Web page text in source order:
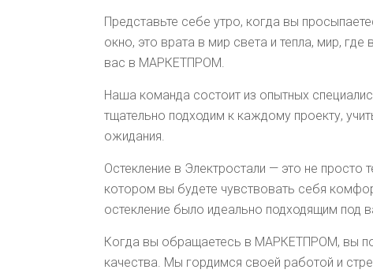
Представьте себе утро, когда вы
окно, это врата в мир света и тепла, мир,
вас в МАРКЕТПРОМ.
Наша команда состоит из опытных
тщательно подходим к каждому проекту,
ожидания.
Остекление в Электростали — это не просто
котором вы будете чувствовать себя
остекление было идеально подходящим под
Когда вы обращаетесь в МАРКЕТПРОМ, вы
качества. Мы гордимся своей работой и